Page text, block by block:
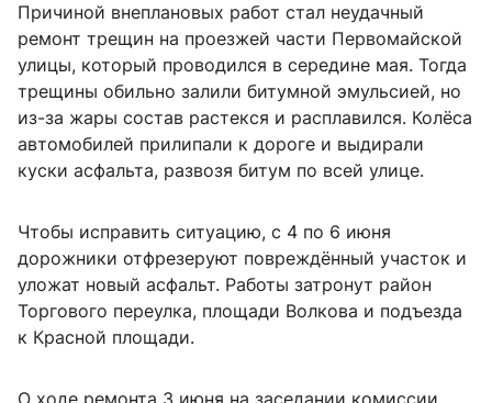
Причиной внеплановых работ стал неудачный
ремонт трещин на проезжей части Первомайской
улицы, который проводился в середине мая. Тогда
трещины обильно залили битумной эмульсией, но
из-за жары состав растекся и расплавился. Колёса
автомобилей прилипали к дороге и выдирали
куски асфальта, развозя битум по всей улице.
Чтобы исправить ситуацию, с 4 по 6 июня
дорожники отфрезеруют повреждённый участок и
уложат новый асфальт. Работы затронут район
Торгового переулка, площади Волкова и подъезда
к Красной площади.